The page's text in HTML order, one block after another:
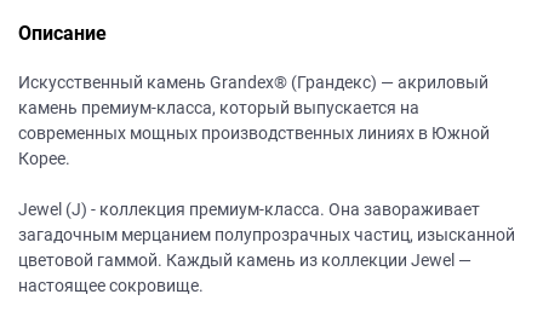
Описание
Искусственный камень Grandex® (Грандекс) — акриловый
камень премиум-класса, который выпускается на
современных мощных производственных линиях в Южной
Корее.
Jewel (J) - коллекция премиум-класса. Она завораживает
загадочным мерцанием полупрозрачных частиц, изысканной
цветовой гаммой. Каждый камень из коллекции Jewel —
настоящее сокровище.